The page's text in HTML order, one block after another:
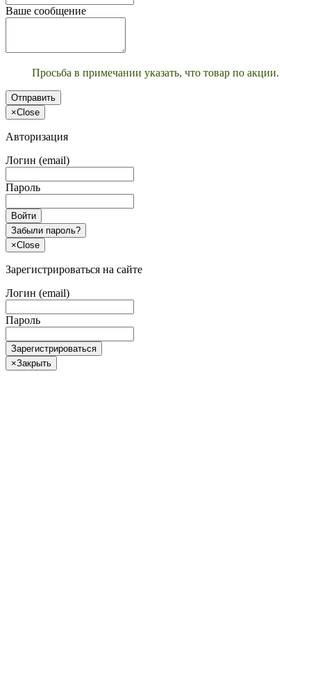
Ваше сообщение
Просьба в примечании указать, что товар по акции.
Отправить
×Close
Авторизация
Логин (email)
Пароль
Войти
Забыли пароль?
×Close
Зарегистрироваться на сайте
Логин (email)
Пароль
Зарегистрироваться
×Закрыть